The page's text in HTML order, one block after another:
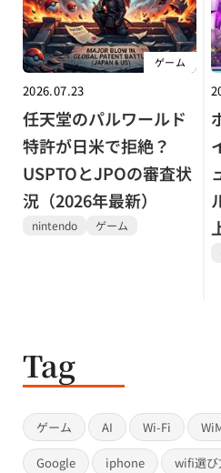
ゲーム
2026.07.23
任天堂のパルワールド
特許が日米で拒絶？
USPTOとJPOの審査状
況（2026年最新）
nintendo ゲーム
Tag
ゲーム AI Wi-Fi
Google iphone wifi選び